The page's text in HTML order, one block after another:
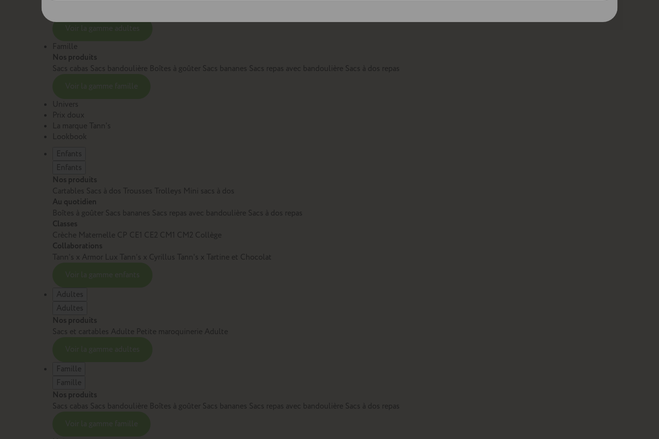
Famille
Nos produits
Sacs cabas Sacs bandoulière Boîtes à goûter Sacs bananes Sacs repas avec bandoulière Sacs à dos repas
Univers
Prix doux
La marque Tann's
Lookbook
Enfants
Enfants
Nos produits
Cartables Sacs à dos Trousses Trolleys Mini sacs à dos
Au quotidien
Boîtes à goûter Sacs bananes Sacs repas avec bandoulière Sacs à dos repas
Classes
Crèche Maternelle CP CE1 CE2 CM1 CM2 Collège
Collaborations
Tann’s x Armor Lux Tann’s x Cyrillus Tann's x Tartine et Chocolat
Adultes
Adultes
Nos produits
Sacs et cartables Adulte Petite maroquinerie Adulte
Famille
Famille
Nos produits
Sacs cabas Sacs bandoulière Boîtes à goûter Sacs bananes Sacs repas avec bandoulière Sacs à dos repas